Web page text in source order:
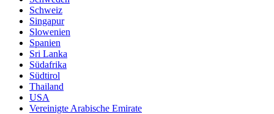
Schweiz
Singapur
Slowenien
Spanien
Sri Lanka
Südafrika
Südtirol
Thailand
USA
Vereinigte Arabische Emirate